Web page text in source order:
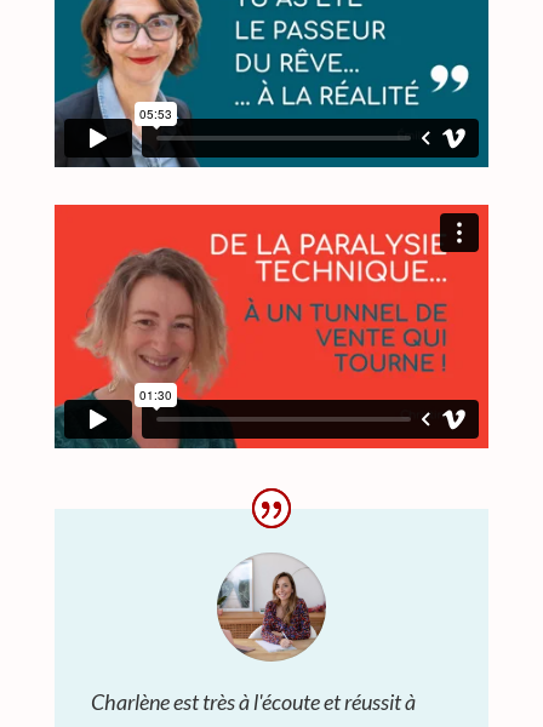
Charlène est très à l'écoute et réussit à